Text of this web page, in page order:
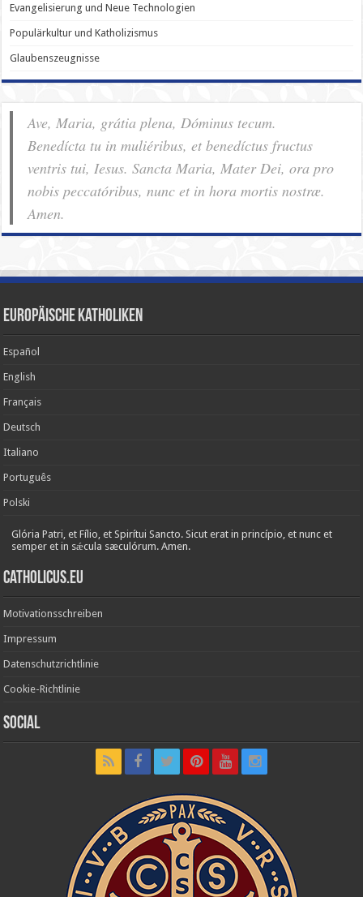
Evangelisierung und Neue Technologien
Populärkultur und Katholizismus
Glaubenszeugnisse
Ave, Maria, grátia plena, Dóminus tecum.
Benedícta tu in muliéribus, et benedíctus fructus
ventris tui, Iesus. Sancta Maria, Mater Dei, ora pro
nobis pec­ca­tóribus, nunc et in hora mortis nostræ.
Amen.
Europäische Katholiken
Español
English
Français
Deutsch
Italiano
Português
Polski
Glória Patri, et Fílio, et Spirítui Sancto. Sicut erat in princípio, et nunc et
semper et in sǽcula sæculórum. Amen.
Catholicus.eu
Motivationsschreiben
Impressum
Datenschutzrichtlinie
Cookie-Richtlinie
Social